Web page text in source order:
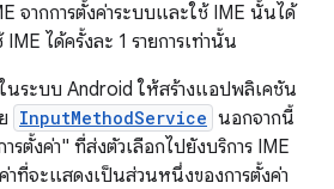
จากการตั้งค่าระบบและใช้ IME นั้นได้
ได้ครั้งละ 1 รายการเท่านั้น
นระบบ Android ให้สร้างแอปพลิเคชัน
InputMethodService นอกจากนี้
รตั้งค่า" ที่ส่งตัวเลือกไปยังบริการ IME
าที่จะแสดงเป็นส่วนหนึ่งของการตั้งค่า